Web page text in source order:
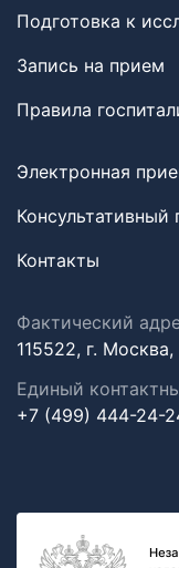
Подготовка к
Запись на прием
Правила
Электронная
Консультативный
Контакты
Фактический
115522, г.
Единый
+7 (499) 444-24-